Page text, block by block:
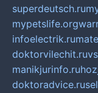
superdeutsch.ru
mypetslife.org
infoelectrik.ru
doktorvilechit.ru
manikjurinfo.ru
doktoradvice.ru